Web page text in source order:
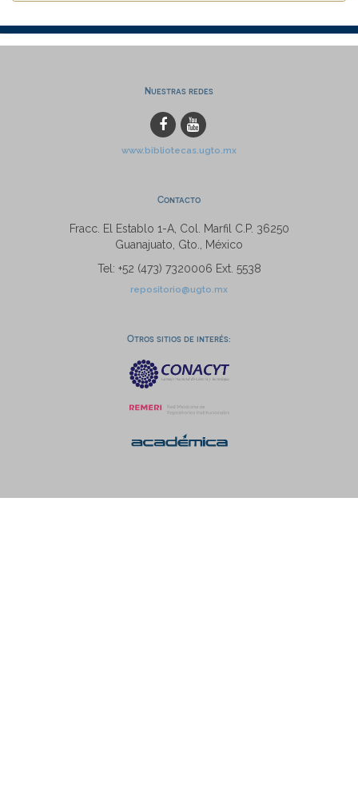
Nuestras redes
www.bibliotecas.ugto.mx
Contacto
Fracc. El Establo 1-A, Col. Marfil C.P. 36250
Guanajuato, Gto., México
Tel: +52 (473) 7320006 Ext. 5538
repositorio@ugto.mx
Otros sitios de interés: